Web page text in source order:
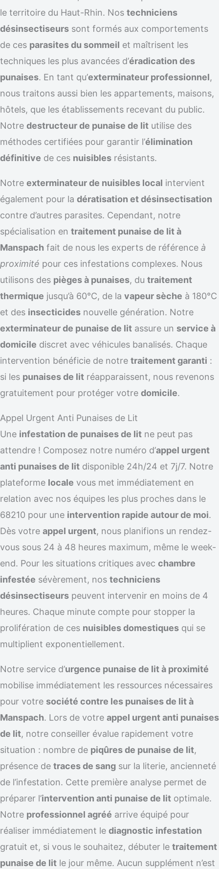
le territoire du Haut-Rhin. Nos techniciens
désinsectiseurs sont formés aux comportements
de ces parasites du sommeil et maîtrisent les
techniques les plus avancées d’éradication des
punaises. En tant qu’exterminateur professionnel,
nous traitons aussi bien les appartements, maisons,
hôtels, que les établissements recevant du public.
Notre destructeur de punaise de lit utilise des
méthodes certifiées pour garantir l’élimination
définitive de ces nuisibles résistants.
Notre exterminateur de nuisibles local intervient
également pour la dératisation et désinsectisation
contre d’autres parasites. Cependant, notre
spécialisation en traitement punaise de lit à
Manspach fait de nous les experts de référence à
proximité pour ces infestations complexes. Nous
utilisons des pièges à punaises, du traitement
thermique jusqu’à 60°C, de la vapeur sèche à 180°C
et des insecticides nouvelle génération. Notre
exterminateur de punaise de lit assure un service à
domicile discret avec véhicules banalisés. Chaque
intervention bénéficie de notre traitement garanti :
si les punaises de lit réapparaissent, nous revenons
gratuitement pour protéger votre domicile.
Appel Urgent Anti Punaises de Lit
Une infestation de punaises de lit ne peut pas
attendre ! Composez notre numéro d’appel urgent
anti punaises de lit disponible 24h/24 et 7j/7. Notre
plateforme locale vous met immédiatement en
relation avec nos équipes les plus proches dans le
68210 pour une intervention rapide autour de moi.
Dès votre appel urgent, nous planifions un rendez-
vous sous 24 à 48 heures maximum, même le week-
end. Pour les situations critiques avec chambre
infestée sévèrement, nos techniciens
désinsectiseurs peuvent intervenir en moins de 4
heures. Chaque minute compte pour stopper la
prolifération de ces nuisibles domestiques qui se
multiplient exponentiellement.
Notre service d’urgence punaise de lit à proximité
mobilise immédiatement les ressources nécessaires
pour votre société contre les punaises de lit à
Manspach. Lors de votre appel urgent anti punaises
de lit, notre conseiller évalue rapidement votre
situation : nombre de piqûres de punaise de lit,
présence de traces de sang sur la literie, ancienneté
de l’infestation. Cette première analyse permet de
préparer l’intervention anti punaise de lit optimale.
Notre professionnel agréé arrive équipé pour
réaliser immédiatement le diagnostic infestation
gratuit et, si vous le souhaitez, débuter le traitement
punaise de lit le jour même. Aucun supplément n’est